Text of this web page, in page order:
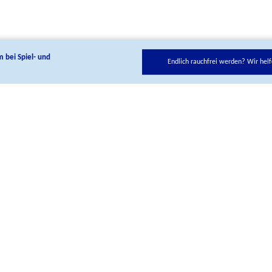
bei Spiel- und
Endlich rauchfrei werden? Wir